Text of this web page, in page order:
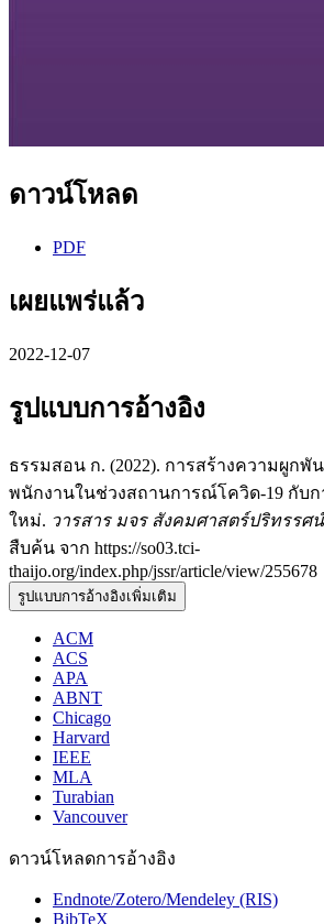
ดาวน์โหลด
PDF
เผยแพร่แล้ว
2022-12-07
รูปแบบการอ้างอิง
ธรรมสอน ก. (2022). การสร้างความผูกพั
พนักงานในช่วงสถานการณ์โควิด-19 กับ
ใหม่. วารสาร มจร สังคมศาสตร์ปริทรรศน์
สืบค้น จาก https://so03.tci-
thaijo.org/index.php/jssr/article/view/255678
รูปแบบการอ้างอิงเพิ่มเติม
ACM
ACS
APA
ABNT
Chicago
Harvard
IEEE
MLA
Turabian
Vancouver
ดาวน์โหลดการอ้างอิง
Endnote/Zotero/Mendeley (RIS)
BibTeX